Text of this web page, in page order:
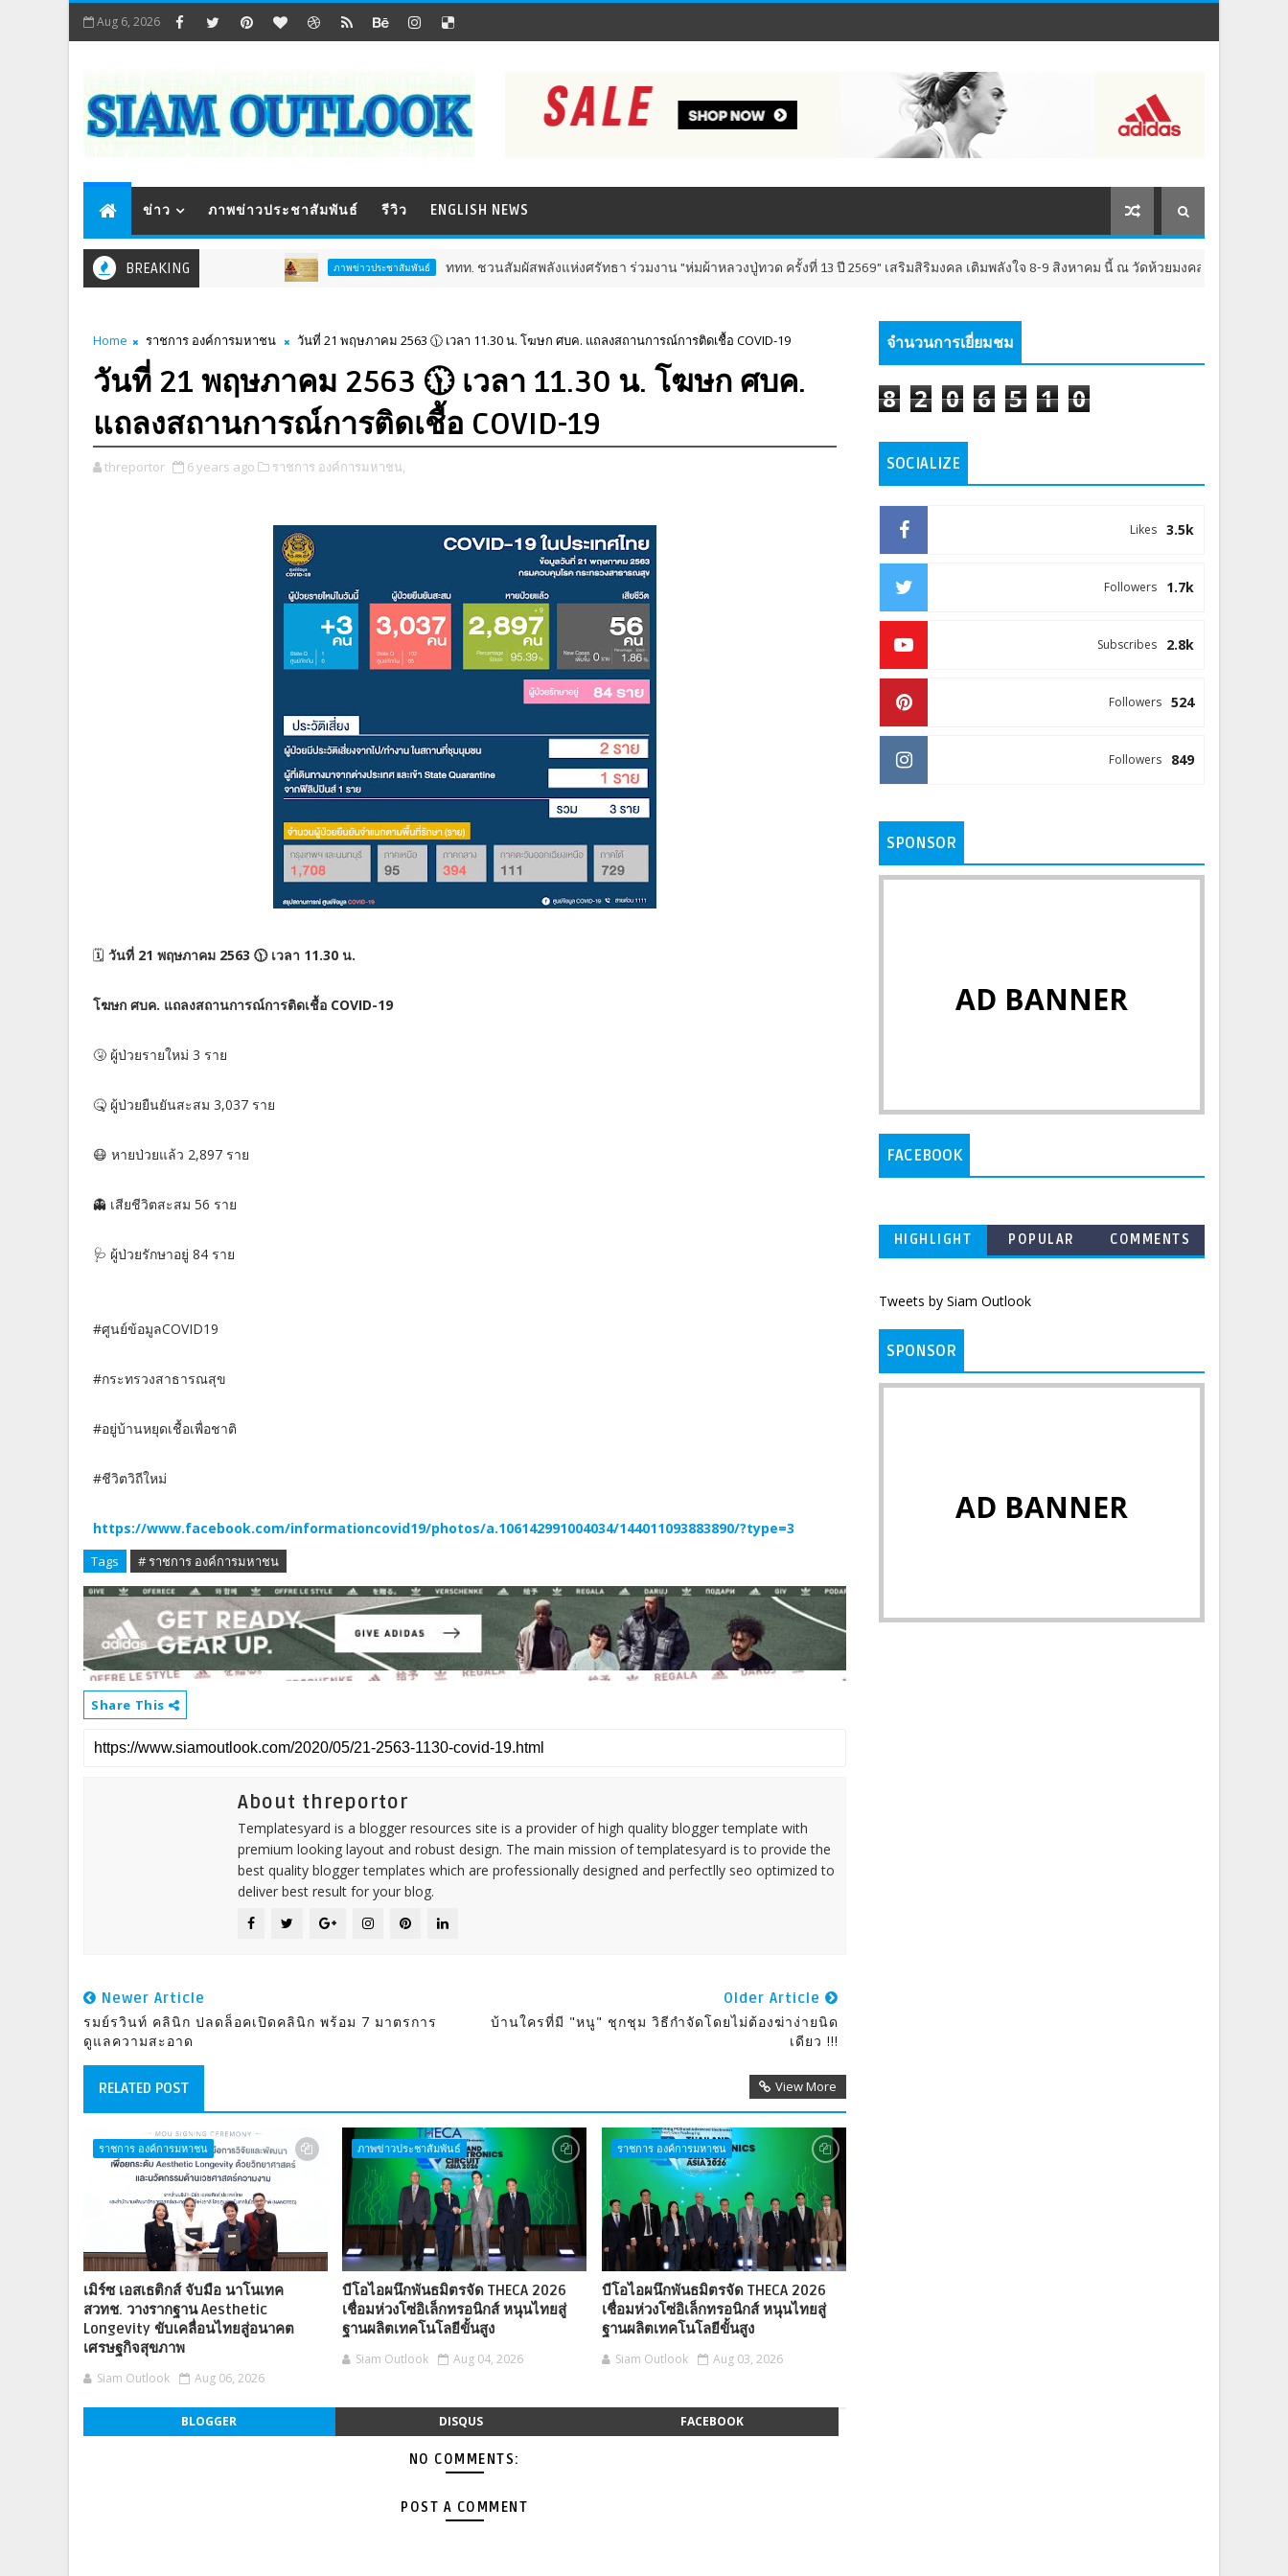
Aug 6, 2026
ข่าว ภาพข่าวประชาสัมพันธ์ รีวิว ENGLISH NEWS
BREAKING ภาพข่าวประชาสัมพันธ์ ททท. ชวนสัมผัสพลังแห่งศรัทธา ร่วมงาน "ห่มผ้าหลวงปู่ทวด ครั้งที่ 13 ปี 2569" เสริมสิริมงคล เติมพลังใจ 8-9 สิงหาคม นี้ ณ วัดห้วยมงคล จังหวัดประจวบคีรีขัน
Home ราชการ องค์การมหาชน วันที่ 21 พฤษภาคม 2563 🕦 เวลา 11.30 น. โฆษก ศบค. แถลงสถานการณ์การติดเชื้อ COVID-19
วันที่ 21 พฤษภาคม 2563 🕦 เวลา 11.30 น. โฆษก ศบค.
แถลงสถานการณ์การติดเชื้อ COVID-19
threportor 6 years ago ราชการ องค์การมหาชน,
🗓 วันที่ 21 พฤษภาคม 2563 🕦 เวลา 11.30 น.
โฆษก ศบค. แถลงสถานการณ์การติดเชื้อ COVID-19
🤧 ผู้ป่วยรายใหม่ 3 ราย
🤒 ผู้ป่วยยืนยันสะสม 3,037 ราย
😷 หายป่วยแล้ว 2,897 ราย
👻 เสียชีวิตสะสม 56 ราย
🩺 ผู้ป่วยรักษาอยู่ 84 ราย
#ศูนย์ข้อมูลCOVID19
#กระทรวงสาธารณสุข
#อยู่บ้านหยุดเชื้อเพื่อชาติ
#ชีวิตวิถีใหม่
https://www.facebook.com/informationcovid19/photos/a.106142991004034/144011093883890/?type=3
Tags # ราชการ องค์การมหาชน
Share This
About threportor
Templatesyard is a blogger resources site is a provider of high quality blogger template with
premium looking layout and robust design. The main mission of templatesyard is to provide the
best quality blogger templates which are professionally designed and perfectlly seo optimized to
deliver best result for your blog.
Newer Article
รมย์รวินท์ คลินิก ปลดล็อคเปิดคลินิก พร้อม 7 มาตรการ
ดูแลความสะอาด
Older Article
บ้านใครที่มี "หนู" ชุกชุม วิธีกำจัดโดยไม่ต้องฆ่าง่ายนิด
เดียว !!!
RELATED POST View More
ราชการ องค์การมหาชน
เมิร์ซ เอสเธติกส์ จับมือ นาโนเทค
สวทช. วางรากฐาน Aesthetic
Longevity ขับเคลื่อนไทยสู่อนาคต
เศรษฐกิจสุขภาพ
Siam Outlook Aug 06, 2026
ภาพข่าวประชาสัมพันธ์
บีโอไอผนึกพันธมิตรจัด THECA 2026
เชื่อมห่วงโซ่อิเล็กทรอนิกส์ หนุนไทยสู่
ฐานผลิตเทคโนโลยีขั้นสูง
Siam Outlook Aug 04, 2026
ราชการ องค์การมหาชน
บีโอไอผนึกพันธมิตรจัด THECA 2026
เชื่อมห่วงโซ่อิเล็กทรอนิกส์ หนุนไทยสู่
ฐานผลิตเทคโนโลยีขั้นสูง
Siam Outlook Aug 03, 2026
BLOGGER DISQUS FACEBOOK
NO COMMENTS:
POST A COMMENT
จำนวนการเยี่ยมชม
8 2 0 6 5 1 0
SOCIALIZE
3.5k
Likes
1.7k
Followers
2.8k
Subscribes
524
Followers
849
Followers
SPONSOR
AD BANNER
FACEBOOK
HIGHLIGHT POPULAR COMMENTS
Tweets by Siam Outlook
SPONSOR
AD BANNER